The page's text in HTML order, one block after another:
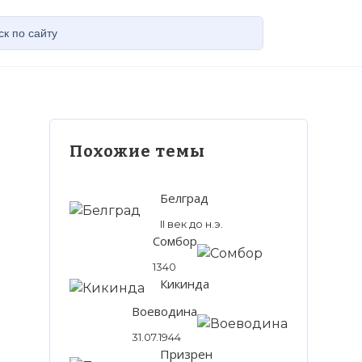
Похожие темы
Белград
II век до н.э.
Сомбор
1340
Кикинда
Воеводина
31.07.1944
Призрен